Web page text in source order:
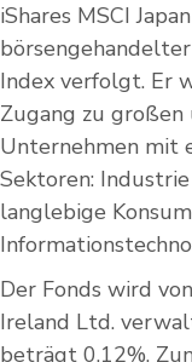
iShares MSCI
börsengehandelter
Index verfolgt. Er
Zugang zu
Unternehmen mit
Sektoren: Industrie
langlebige
Der Fonds wird
Ireland Ltd.
beträgt 0,12%.